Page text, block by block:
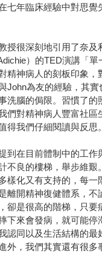
七年臨床經驗中對思覺
授很深刻地引用了奈及
）的TED演講「
精神病人的刻板印象，
John為友的經驗，其實
洗腦的侷限。習慣了的
們對精神病人豐富社區
得我們仔細閱讀與反思。
到在目前體制中的工作
不良的樓梯，舉步維艱
樣化又有支持的，每一
離開精神復健體系，不
卻是很高的階梯，只要
下來會發病，就可能停
認同以及生活結構的最
外，我們其實還有很多